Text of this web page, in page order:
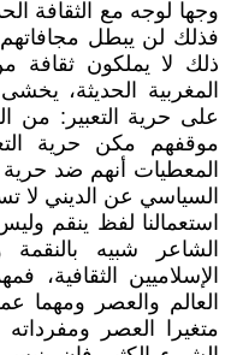
وجها لوجه مع الثقافة
فذلك لن يبطل
ذلك لا يملكون ثقافة
المغربية الحديثة،
على حرية التعبير: من
موقفهم مكن حرية
المعطيات أنهم ضد
السياسي عن الديني لا
استعمالنا لفظ ينقم
الشاعر شبيه
الإسلاميين الثقافية،
العالم والعصر ومهما
متغيرا العصر